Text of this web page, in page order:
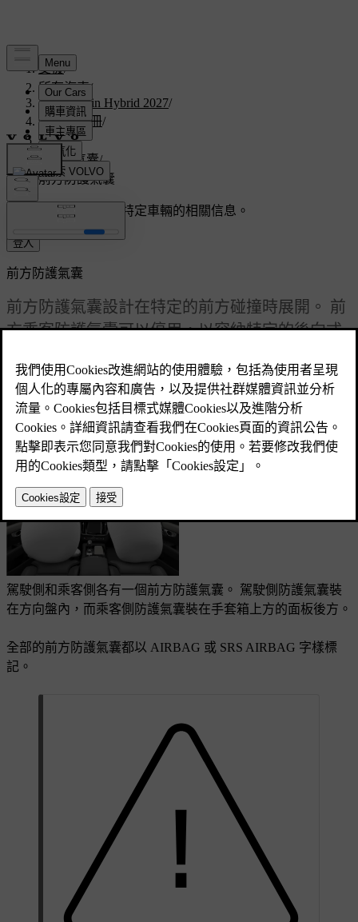
支援/
所有汽車/
V60 Plug-in Hybrid 2027/
使用者手冊/
安全/
防護氣囊/
前方防護氣囊
客製化支援 獲取與您特定車輛的相關信息。
登入
已更新 2026/02/02
前方防護氣囊
前方防護氣囊設計在特定的前方碰撞時展開。 前
方乘客防護氣囊可以停用，以容納特定的後向式
當駕駛人和前方乘客正確坐好時，前方防護氣囊可在碰撞期
間，協助保護他們以避免嚴重傷害。 每一側的防護氣囊會彼
此獨立展開。
駕駛側和乘客側各有一個前方防護氣囊。 駕駛側防護氣囊裝
在方向盤內，而乘客側防護氣囊裝在手套箱上方的面板後方。
全部的前方防護氣囊都以 AIRBAG 或 SRS AIRBAG 字樣標
記。